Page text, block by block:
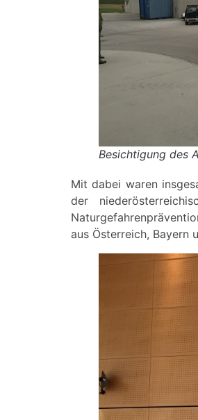
Besichtigung des
Mit dabei waren
der
aus Österreich, Bayern